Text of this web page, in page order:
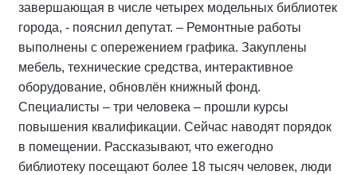
завершающая в числе четырех модельных библиотек
города, - пояснил депутат. – Ремонтные работы
выполнены с опережением графика. Закуплены
мебель, технические средства, интерактивное
оборудование, обновлён книжный фонд.
Специалисты – три человека – прошли курсы
повышения квалификации. Сейчас наводят порядок
в помещении. Рассказывают, что ежегодно
библиотеку посещают более 18 тысяч человек, люди